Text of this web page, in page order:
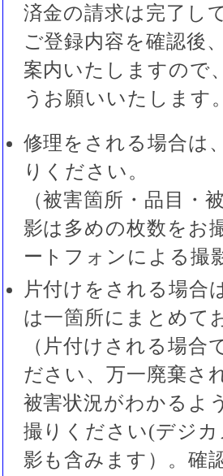
済金の請求は完了し
ご登録内容を確認後
案内いたしますので
うお願いいたします
修理をされる場合は
りください。
（被害箇所・品目・
影は多めの枚数をお
ートフォンによる撮
片付けをされる場合
は一箇所にまとめて
（片付けされる場
ださい、万一廃棄さ
被害状況がわかるよ
撮りください(デジ
影も含みます）。確